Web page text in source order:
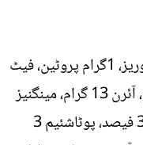
بادیان کےایک پھول میں 23 گرام کیلوریز، 1گرام پروٹین، فیٹ
ایک گرام، کاربس 3 گرام، فائبر 1 گرام، آئرن 13 گرام، مینگنیز
7 فیصد، کیلشئم 4 فیصد، فاسفورس 3 فیصد، پوٹاشئیم 3